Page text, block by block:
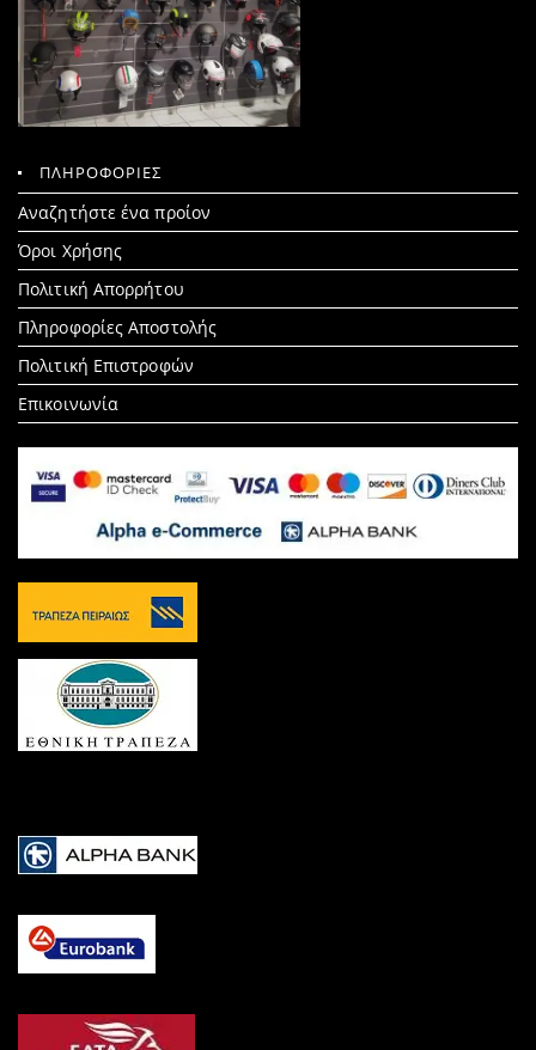
ΠΛΗΡΟΦΟΡΙΕΣ
Αναζητήστε ένα προίον
Search
for:
Όροι Χρήσης
Πολιτική Απορρήτου
Πληροφορίες Αποστολής
Πολιτική Επιστροφών
Επικοινωνία